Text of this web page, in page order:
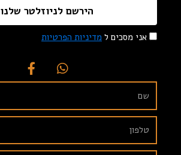
אני מסכים ל מדיניות הפרטיות
הירשם לניוזלטר שלנו